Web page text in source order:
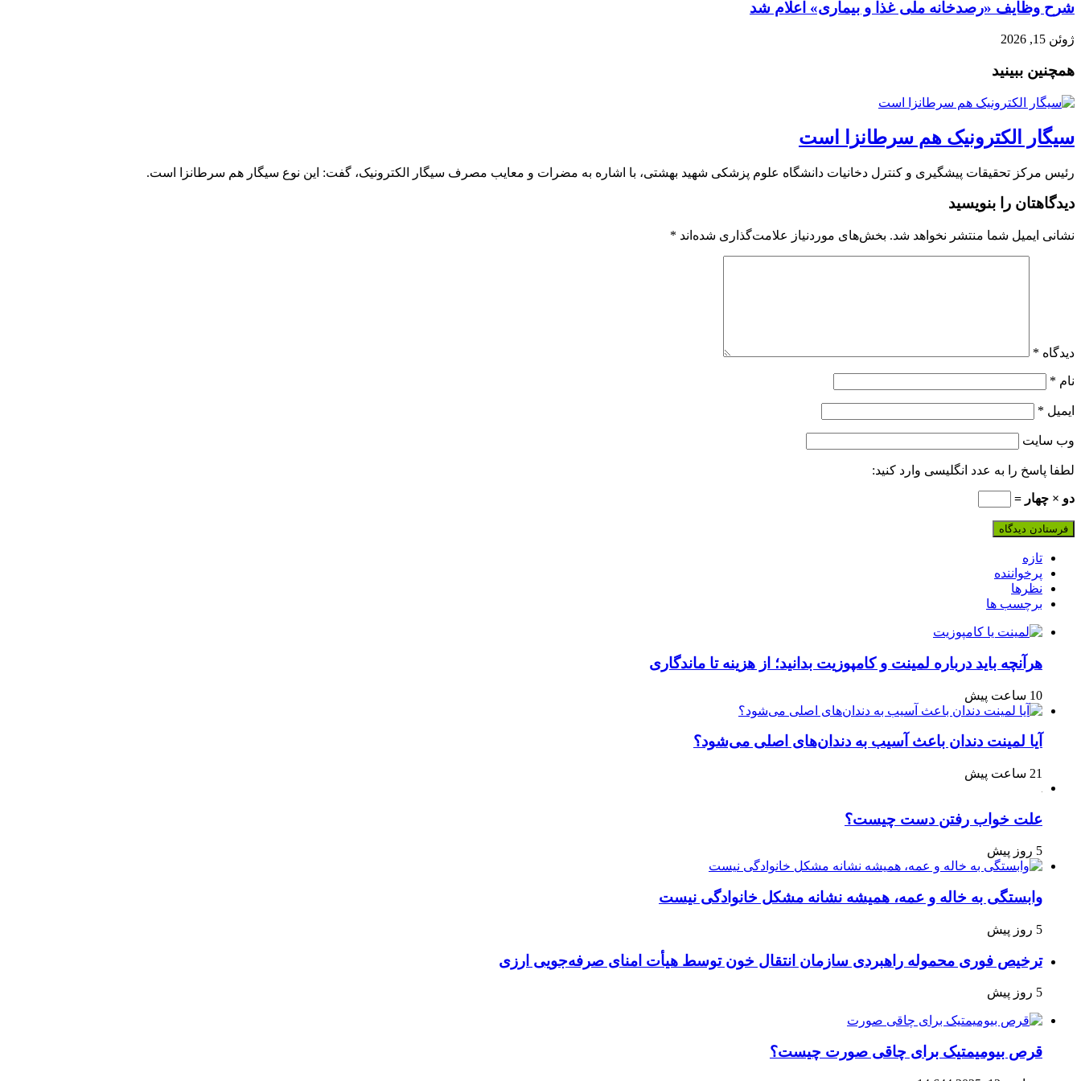
شرح وظایف «رصدخانه ملی غذا و بیماری» اعلام شد
ژوئن 15, 2026
همچنین ببینید
سیگار الکترونیک هم سرطانزا است
رئیس مرکز تحقیقات پیشگیری و کنترل دخانیات دانشگاه علوم پزشکی شهید بهشتی، با اشاره به مضرات و معایب مصرف سیگار الکترونیک، گفت: این نوع سیگار هم سرطانزا است.
دیدگاهتان را بنویسید
نشانی ایمیل شما منتشر نخواهد شد. بخش‌های موردنیاز علامت‌گذاری شده‌اند *
دیدگاه *
نام *
ایمیل *
وب‌ سایت
لطفا پاسخ را به عدد انگلیسی وارد کنید:
دو × چهار =
تازه
پرخواننده
نظرها
برچسب ها
هرآنچه باید درباره لمینت و کامپوزیت بدانید؛ از هزینه تا ماندگاری
10 ساعت پیش
آیا لمینت دندان باعث آسیب به دندان‌های اصلی می‌شود؟
21 ساعت پیش
علت خواب رفتن دست چیست؟
5 روز پیش
وابستگی به خاله و عمه، همیشه نشانه مشکل خانوادگی نیست
5 روز پیش
ترخیص فوری محموله راهبردی سازمان انتقال خون توسط هیأت امنای صرفه‌جویی ارزی
5 روز پیش
قرص بیومیمتیک برای چاقی صورت چیست؟